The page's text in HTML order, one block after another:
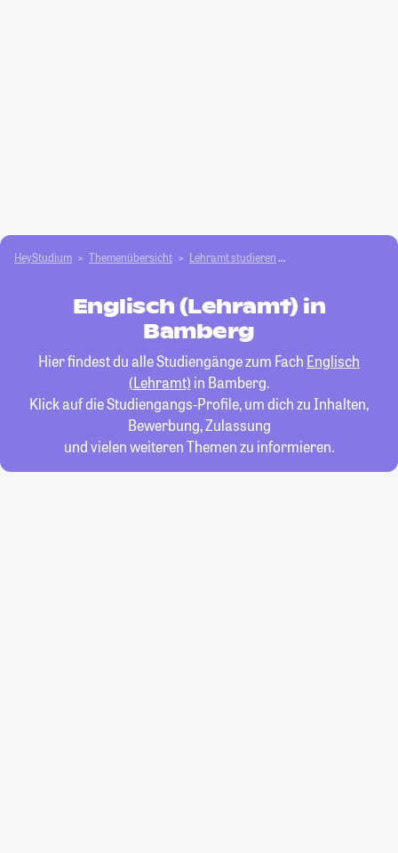
HeyStudium Themenübersicht Lehramt studieren
Englisch (Lehramt) in
Bamberg
Hier findest du alle Studiengänge zum Fach Englisch
(Lehramt) in Bamberg.
Klick auf die Studiengangs-Profile, um dich zu Inhalten,
Bewerbung, Zulassung
und vielen weiteren Themen zu informieren.